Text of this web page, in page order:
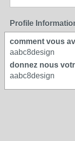
Profile
comment vous
aabc8design
donnez nous
aabc8design